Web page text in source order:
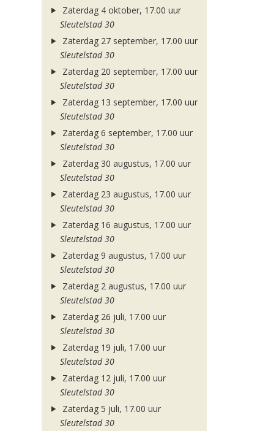
Zaterdag 4 oktober, 17.00 uur
Sleutelstad 30
Zaterdag 27 september, 17.00 uur
Sleutelstad 30
Zaterdag 20 september, 17.00 uur
Sleutelstad 30
Zaterdag 13 september, 17.00 uur
Sleutelstad 30
Zaterdag 6 september, 17.00 uur
Sleutelstad 30
Zaterdag 30 augustus, 17.00 uur
Sleutelstad 30
Zaterdag 23 augustus, 17.00 uur
Sleutelstad 30
Zaterdag 16 augustus, 17.00 uur
Sleutelstad 30
Zaterdag 9 augustus, 17.00 uur
Sleutelstad 30
Zaterdag 2 augustus, 17.00 uur
Sleutelstad 30
Zaterdag 26 juli, 17.00 uur
Sleutelstad 30
Zaterdag 19 juli, 17.00 uur
Sleutelstad 30
Zaterdag 12 juli, 17.00 uur
Sleutelstad 30
Zaterdag 5 juli, 17.00 uur
Sleutelstad 30